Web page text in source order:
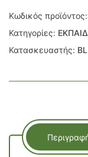
Κωδικός προϊόντος:
Κατηγορίες:
Κατασκευαστής: